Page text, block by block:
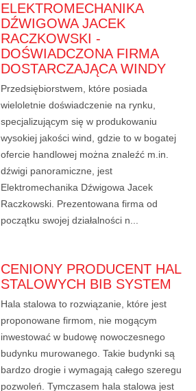
ELEKTROMECHANIKA
DŹWIGOWA JACEK
RACZKOWSKI -
DOŚWIADCZONA FIRMA
DOSTARCZAJĄCA WINDY
Przedsiębiorstwem, które posiada
wieloletnie doświadczenie na rynku,
specjalizującym się w produkowaniu
wysokiej jakości wind, gdzie to w bogatej
ofercie handlowej można znaleźć m.in.
dźwigi panoramiczne, jest
Elektromechanika Dźwigowa Jacek
Raczkowski. Prezentowana firma od
początku swojej działalności n...
CENIONY PRODUCENT HAL
STALOWYCH BIB SYSTEM
Hala stalowa to rozwiązanie, które jest
proponowane firmom, nie mogącym
inwestować w budowę nowoczesnego
budynku murowanego. Takie budynki są
bardzo drogie i wymagają całego szeregu
pozwoleń. Tymczasem hala stalowa jest